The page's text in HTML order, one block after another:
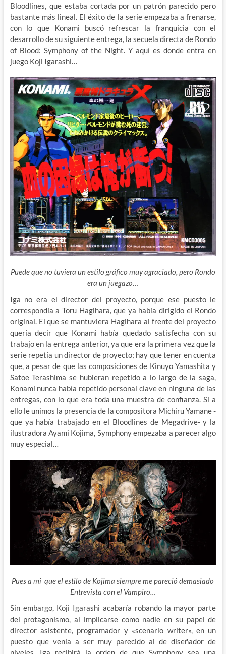
Bloodlines, que estaba cortada por un patrón parecido pero
bastante más lineal. El éxito de la serie empezaba a frenarse,
con lo que Konami buscó refrescar la franquicia con el
desarrollo de su siguiente entrega, la secuela directa de Rondo
of Blood: Symphony of the Night. Y aquí es donde entra en
juego Koji Igarashi…
Puede que no tuviera un estilo gráfico muy agraciado, pero Rondo
era un juegazo…
Iga no era el director del proyecto, porque ese puesto le
correspondía a Toru Hagihara, que ya había dirigido el Rondo
original. El que se mantuviera Hagihara al frente del proyecto
quería decir que Konami había quedado satisfecha con su
trabajo en la entrega anterior, ya que era la primera vez que la
serie repetía un director de proyecto; hay que tener en cuenta
que, a pesar de que las composiciones de Kinuyo Yamashita y
Satoe Terashima se hubieran repetido a lo largo de la saga,
Konami nunca había repetido personal clave en ninguna de las
entregas, con lo que era toda una muestra de confianza. Si a
ello le unimos la presencia de la compositora Michiru Yamane -
que ya había trabajado en el Bloodlines de Megadrive- y la
ilustradora Ayami Kojima, Symphony empezaba a parecer algo
muy especial…
Pues a mi que el estilo de Kojima siempre me pareció demasiado
Entrevista con el Vampiro…
Sin embargo, Koji Igarashi acabaría robando la mayor parte
del protagonismo, al implicarse como nadie en su papel de
director asistente, programador y «scenario writer», en un
puesto que venía a ser muy parecido al de diseñador de